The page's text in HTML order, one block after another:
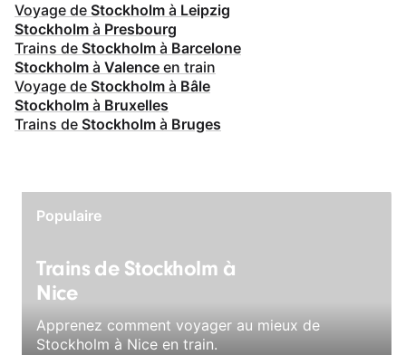
Voyage de Stockholm à Leipzig
Stockholm à Presbourg
Trains de Stockholm à Barcelone
Stockholm à Valence en train
Voyage de Stockholm à Bâle
Stockholm à Bruxelles
Trains de Stockholm à Bruges
Populaire
Trains de Stockholm à
Nice
Apprenez comment voyager au mieux de
Stockholm à Nice en train.